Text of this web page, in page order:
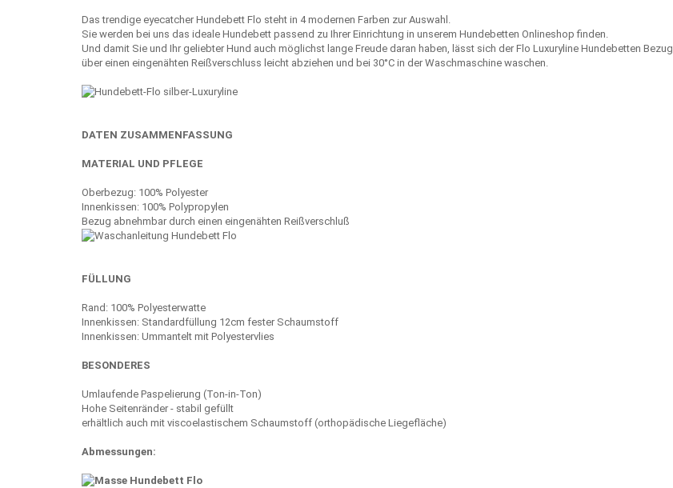
Das trendige eyecatcher Hundebett Flo steht in 4 modernen Farben zur Auswahl.
Sie werden bei uns das ideale Hundebett passend zu Ihrer Einrichtung in unserem Hundebetten Onlineshop finden.
Und damit Sie und Ihr geliebter Hund auch möglichst lange Freude daran haben, lässt sich der Flo Luxuryline Hundebetten Bezug
über einen eingenähten Reißverschluss leicht abziehen und bei 30°C in der Waschmaschine waschen.
DATEN ZUSAMMENFASSUNG
MATERIAL UND PFLEGE
Oberbezug: 100% Polyester
Innenkissen: 100% Polypropylen
Bezug abnehmbar durch einen eingenähten Reißverschluß
FÜLLUNG
Rand: 100% Polyesterwatte
Innenkissen: Standardfüllung 12cm fester Schaumstoff
Innenkissen: Ummantelt mit Polyestervlies
BESONDERES
Umlaufende Paspelierung (Ton-in-Ton)
Hohe Seitenränder - stabil gefüllt
erhältlich auch mit viscoelastischem Schaumstoff (orthopädische Liegefläche)
Abmessungen: